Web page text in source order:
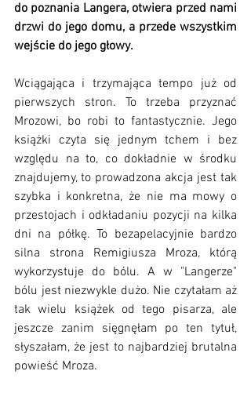
do poznania Langera, otwiera przed nami
drzwi do jego domu, a przede wszystkim
wejście do jego głowy.
Wciągająca i trzymająca tempo już od
pierwszych stron. To trzeba przyznać
Mrozowi, bo robi to fantastycznie. Jego
książki czyta się jednym tchem i bez
względu na to, co dokładnie w środku
znajdujemy, to prowadzona akcja jest tak
szybka i konkretna, że nie ma mowy o
przestojach i odkładaniu pozycji na kilka
dni na półkę. To bezapelacyjnie bardzo
silna strona Remigiusza Mroza, którą
wykorzystuje do bólu. A w "Langerze"
bólu jest niezwykle dużo. Nie czytałam aż
tak wielu książek od tego pisarza, ale
jeszcze zanim sięgnęłam po ten tytuł,
słyszałam, że jest to najbardziej brutalna
powieść Mroza.